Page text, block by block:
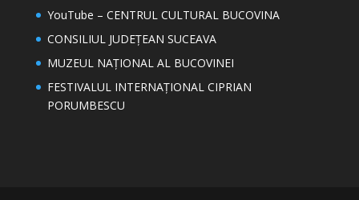
YouTube – CENTRUL CULTURAL BUCOVINA
CONSILIUL JUDEȚEAN SUCEAVA
MUZEUL NAȚIONAL AL BUCOVINEI
FESTIVALUL INTERNAȚIONAL CIPRIAN
PORUMBESCU